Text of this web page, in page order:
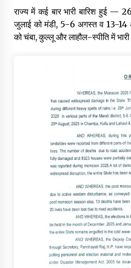
देहरा पुलिस की
आभूषण बरामद, 7
राज्य में कई बार भारी बारिश हुई
जुलाई को मंडी, 5-6 अगस्त व 13-14
को चंबा, कुल्लू और लाहौल-स्पीति में